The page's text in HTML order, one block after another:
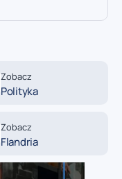
Zobacz
Polityka
Zobacz
Flandria